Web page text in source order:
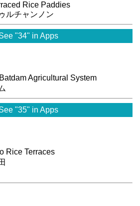
Rice Paddies
ルチャンノン
"34" in Apps
Agricultural System
"35" in Apps
Rice Terraces